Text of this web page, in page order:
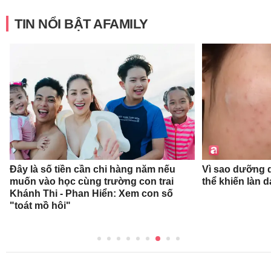
TIN NỔI BẬT AFAMILY
Đây là số tiền cần chi hàng năm nếu
muốn vào học cùng trường con trai
Khánh Thi - Phan Hiển: Xem con số
"toát mồ hôi"
Vì sao dưỡng
thể khiến làn